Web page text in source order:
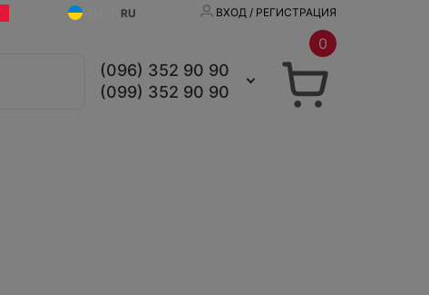
RU ВХОД / РЕГИСТРАЦИЯ
(096) 352 90 90
(099) 352 90 90
0